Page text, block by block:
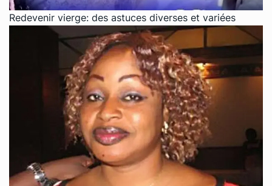
Redevenir vierge: des astuces diverses et variées